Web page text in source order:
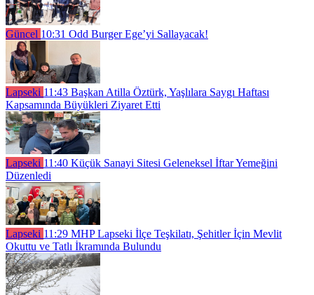
Güncel 10:31 Odd Burger Ege’yi Sallayacak!
Lapseki 11:43 Başkan Atilla Öztürk, Yaşlılara Saygı Haftası
Kapsamında Büyükleri Ziyaret Etti
Lapseki 11:40 Küçük Sanayi Sitesi Geleneksel İftar Yemeğini
Düzenledi
Lapseki 11:29 MHP Lapseki İlçe Teşkilatı, Şehitler İçin Mevlit
Okuttu ve Tatlı İkramında Bulundu